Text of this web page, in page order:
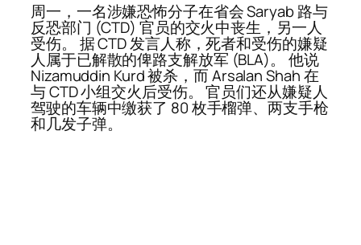
周一，一名涉嫌恐怖分子在省会 Saryab 路与
反恐部门 (CTD) 官员的交火中丧生，另一人
受伤。 据 CTD 发言人称，死者和受伤的嫌疑
人属于已解散的俾路支解放军 (BLA)。 他说
Nizamuddin Kurd 被杀，而 Arsalan Shah 在
与 CTD 小组交火后受伤。 官员们还从嫌疑人
驾驶的车辆中缴获了 80 枚手榴弹、两支手枪
和几发子弹。